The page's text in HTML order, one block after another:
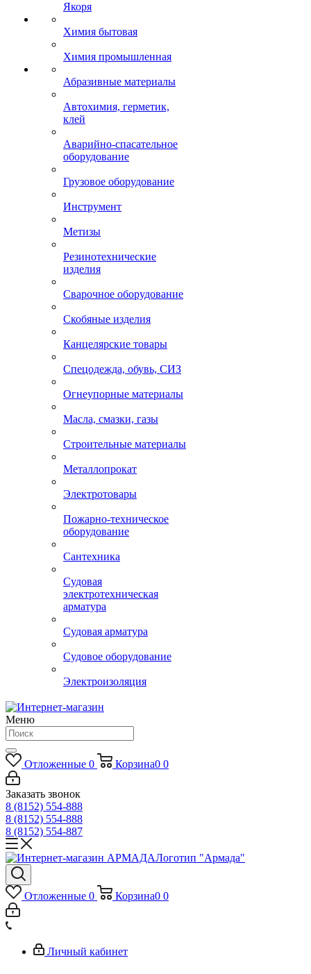
Якоря
Химия бытовая
Химия промышленная
Абразивные материалы
Автохимия, герметик,
клей
Аварийно-спасательное
оборудование
Грузовое оборудование
Инструмент
Метизы
Резинотехнические
изделия
Сварочное оборудование
Скобяные изделия
Канцелярские товары
Спецодежда, обувь, СИЗ
Огнеупорные материалы
Масла, смазки, газы
Строительные материалы
Металлопрокат
Электротовары
Пожарно-техническое
оборудование
Сантехника
Судовая
электротехническая
арматура
Судовая арматура
Судовое оборудование
Электроизоляция
Меню
Отложенные 0 Корзина0 0
Заказать звонок
8 (8152) 554-888
8 (8152) 554-888
8 (8152) 554-887
Логотип "Армада"
Отложенные 0 Корзина0 0
Личный кабинет